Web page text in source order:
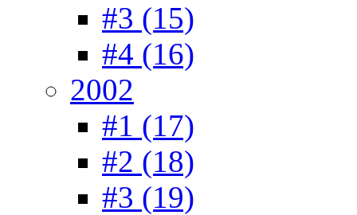
#3 (15)
#4 (16)
2002
#1 (17)
#2 (18)
#3 (19)